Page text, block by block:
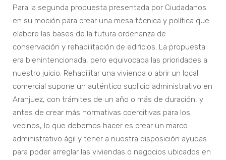
Para la segunda propuesta presentada por Ciudadanos
en su moción para crear una mesa técnica y política que
elabore las bases de la futura ordenanza de
conservación y rehabilitación de edificios. La propuesta
era bienintencionada, pero equivocaba las prioridades a
nuestro juicio. Rehabilitar una vivienda o abrir un local
comercial supone un auténtico suplicio administrativo en
Aranjuez, con trámites de un año o más de duración, y
antes de crear más normativas coercitivas para los
vecinos, lo que debemos hacer es crear un marco
administrativo ágil y tener a nuestra disposición ayudas
para poder arreglar las viviendas o negocios ubicados en